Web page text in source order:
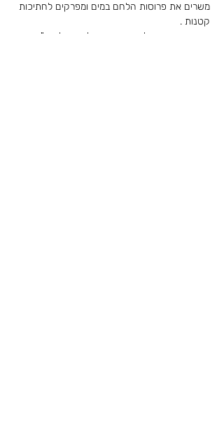
משרים את פרוסות הלחם במים ומפרקים לחתיכות
קטנות .
מוסיפים את הכול יחד עם התבלינים אל תפ"א